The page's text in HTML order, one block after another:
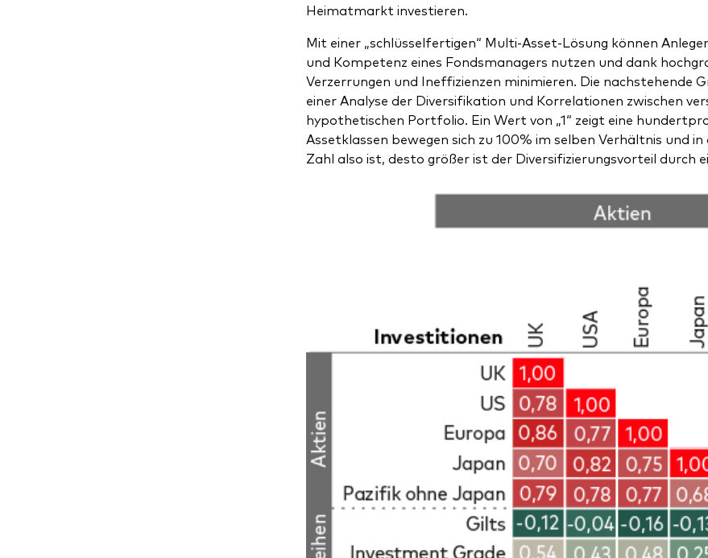
Heimatmarkt investieren.
Mit einer „schlüsselfertigen“ Multi-Asset-Lösung können
und Kompetenz eines Fondsmanagers nutzen und dank
Verzerrungen und Ineffizienzen minimieren. Die nachstehende
einer Analyse der Diversifikation und Korrelationen zwischen
hypothetischen Portfolio. Ein Wert von „1“ zeigt eine
Assetklassen bewegen sich zu 100% im selben Verhältnis und
Zahl also ist, desto größer ist der Diversifizierungsvorteil durch